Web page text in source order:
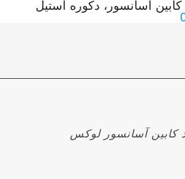
آسانسور، دکوره استیل
کابین آسانسور لوکس